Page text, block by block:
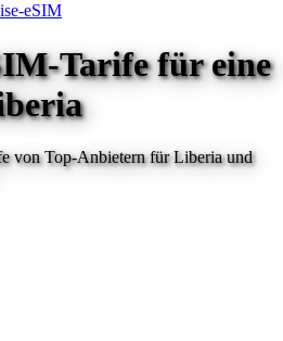
eSIM
Tarife für eine
von Top-Anbietern fürLiberiaund